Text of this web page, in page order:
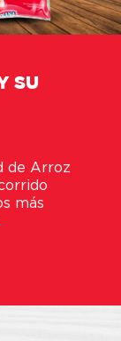
SU
de Arroz
más